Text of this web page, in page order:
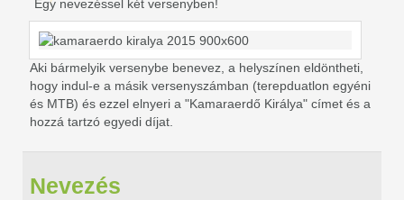
Egy nevezéssel két versenyben!
Aki bármelyik versenybe benevez, a helyszínen eldöntheti,
hogy indul-e a másik versenyszámban (terepduatlon egyéni
és MTB) és ezzel elnyeri a "Kamaraerdő Királya" címet és a
hozzá tartzó egyedi díjat.
Nevezés